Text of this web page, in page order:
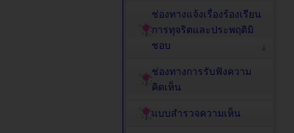
ช่องทางแจ้งเรื่องร้องเรียน
การทุจริตและประพฤติมิ
ชอบ
ช่องทางการรับฟังความ
คิดเห็น
แบบสำรวจความเห็น